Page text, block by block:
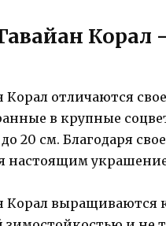
Корал
отличаются
в крупные
20 см. Благодаря
настоящим
выращиваются